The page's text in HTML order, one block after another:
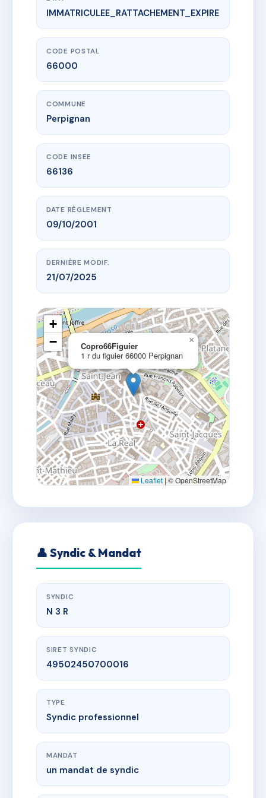
www.vme.plus/AF8743627
Copro66Figuier
1 r du figuier66000 Perpignan
IMMATRICULEE_RATTACHEMENT_EXPIRE
CODE POSTAL
66000
COMMUNE
Perpignan
CODE INSEE
66136
DATE RÈGLEMENT
09/10/2001
DERNIÈRE MODIF.
21/07/2025
Copro66Figuier
1 r du figuier 66000 Perpignan
×
+
−
Leaflet | © OpenStreetMap
👤 Syndic & Mandat
SYNDIC
N 3 R
SIRET SYNDIC
49502450700016
TYPE
Syndic professionnel
MANDAT
un mandat de syndic